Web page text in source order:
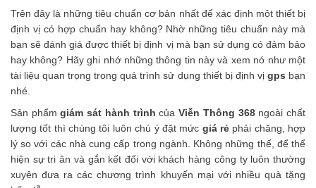
Trên đây là những tiêu chuẩn cơ bản nhất để xác định một thiết bị
định vị có hợp chuẩn hay không? Nhờ những tiêu chuẩn này mà
bạn sẽ đánh giá được thiết bị định vị mà bạn sử dụng có đảm bảo
hay không? Hãy ghi nhớ những thông tin này và xem nó như một
tài liệu quan trọng trong quá trình sử dụng thiết bị định vị gps bạn
nhé.
Sản phẩmgiám sát hành trình củaViễn Thông 368ngoài chất
lượng tốt thì chúng tôi luôn chú ý đặt mức giá rẻphải chăng, hợp
lý so với các nhà cung cấp trong ngành. Không những thế, để thể
hiện sự tri ân và gắn kết đối với khách hàng công ty luôn thường
xuyên đưa ra các chương trình khuyến mại với nhiều quà tặng